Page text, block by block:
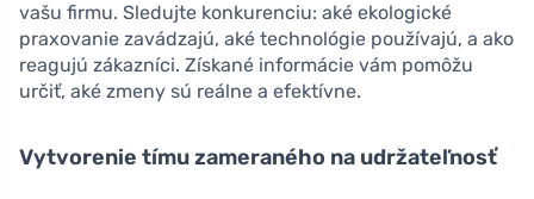
vašu firmu. Sledujte konkurenciu: aké ekologické
praxovanie zavádzajú, aké technológie používajú, a ako
reagujú zákazníci. Získané informácie vám pomôžu
určiť, aké zmeny sú reálne a efektívne.
Vytvorenie tímu zameraného na udržateľnosť